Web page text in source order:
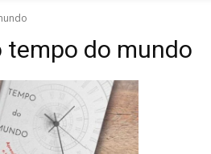
tempo do mundo